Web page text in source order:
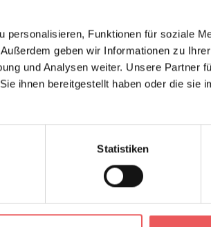
personalisieren, Funktionen für soziale
geben wir Informationen zu
und Analysen weiter. Unsere Partner
ihnen bereitgestellt haben oder die sie
Statistiken